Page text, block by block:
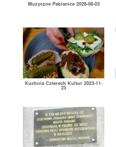
Muzyczne Pabianice 2026-08-03
Kuchnia Czterech Kultur 2023-11-
23